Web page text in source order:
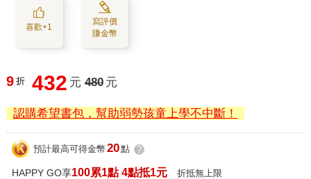
喜歡+1
寫評價
賺金幣
9 折 432 元 480 元
認購希望書包，幫助弱勢孩童上學不中斷！
預計最高可得金幣 20點 ?
HAPPY GO享100累1點 4點抵1元 折抵無上限